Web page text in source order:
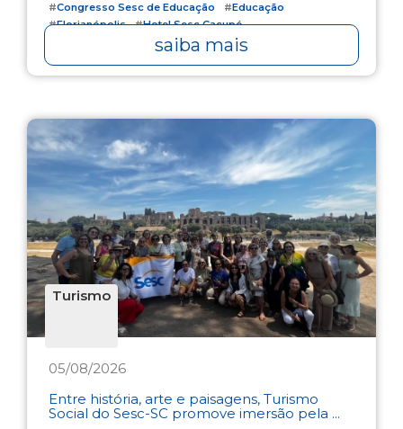
#Congresso Sesc de Educação #Educação
#Florianópolis #Hotel Sesc Cacupé
saiba mais
Turismo
05/08/2026
Entre história, arte e paisagens, Turismo
Social do Sesc-SC promove imersão pela ...